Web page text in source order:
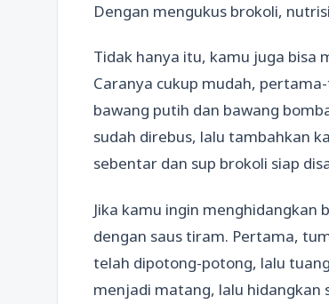
Dengan mengukus brokoli,
Tidak hanya itu, kamu juga bisa
Caranya cukup mudah,
bawang putih dan bawang
sudah direbus, lalu tambahkan
sebentar dan sup brokoli siap
Jika kamu ingin menghidangkan
dengan saus tiram. Pertama,
telah dipotong-potong, lalu
menjadi matang, lalu hidangkan